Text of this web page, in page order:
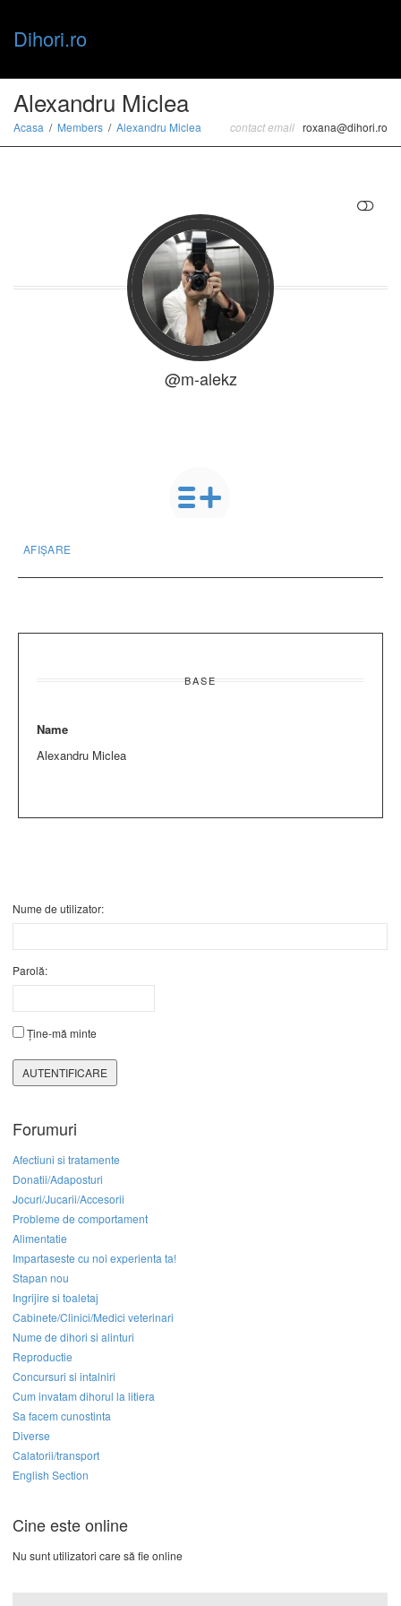
Dihori.ro
Alexandru Miclea
Acasa Members Alexandru Miclea contact email roxana@dihori.ro
@m-alekz
AFIȘARE
BASE
Name
Alexandru Miclea
Nume de utilizator:
Parolă:
Ține-mă minte
AUTENTIFICARE
Forumuri
Afectiuni si tratamente
Donatii/Adaposturi
Jocuri/Jucarii/Accesorii
Probleme de comportament
Alimentatie
Impartaseste cu noi experienta ta!
Stapan nou
Ingrijire si toaletaj
Cabinete/Clinici/Medici veterinari
Nume de dihori si alinturi
Reproductie
Concursuri si intalniri
Cum invatam dihorul la litiera
Sa facem cunostinta
Diverse
Calatorii/transport
English Section
Cine este online
Nu sunt utilizatori care să fie online